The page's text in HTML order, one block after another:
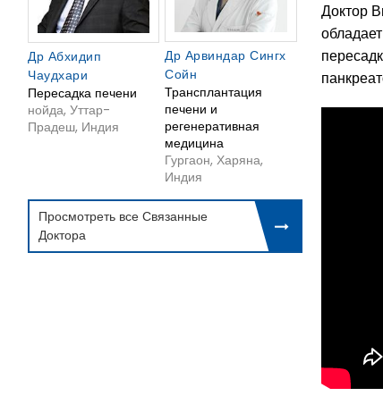
Доктор
Др Абхидип
Чаудхари
Пересадка печени
нойда, Уттар-
Прадеш, Индия
Др Арвиндар Сингх
Сойн
Трансплантация
печени и
регенеративная
медицина
Гургаон, Харяна,
Индия
Просмотреть все Связанные
Доктора